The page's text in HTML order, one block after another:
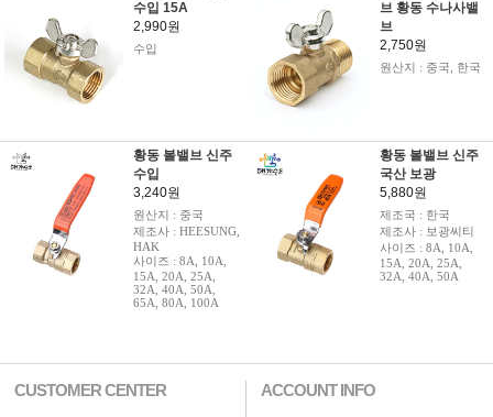
수입 15A
2,990원
수입
브 황동 수나사밸
브
2,750원
원산지 : 중국, 한국
황동 볼밸브 신주
수입
3,240원
원산지 : 중국
제조사 : HEESUNG,
HAK
사이즈 : 8A, 10A,
15A, 20A, 25A,
32A, 40A, 50A,
65A, 80A, 100A
황동 볼밸브 신주
국산 보광
5,880원
제조국 : 한국
제조사 : 보광씨티
사이즈 : 8A, 10A,
15A, 20A, 25A,
32A, 40A, 50A
CUSTOMER CENTER ACCOUNT INFO